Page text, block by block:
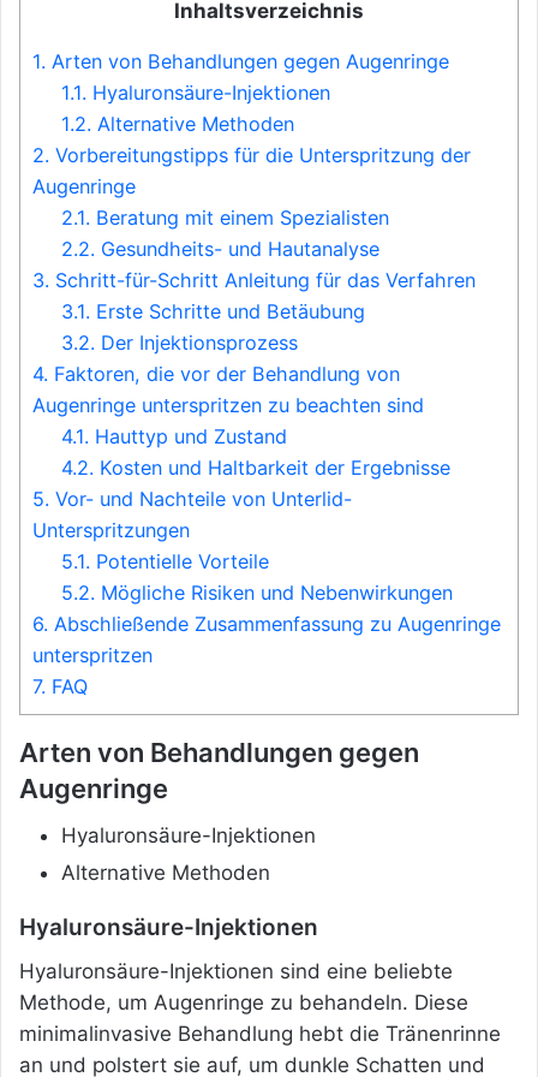
Inhaltsverzeichnis
1. Arten von Behandlungen gegen Augenringe
1.1. Hyaluronsäure-Injektionen
1.2. Alternative Methoden
2. Vorbereitungstipps für die Unterspritzung der
Augenringe
2.1. Beratung mit einem Spezialisten
2.2. Gesundheits- und Hautanalyse
3. Schritt-für-Schritt Anleitung für das Verfahren
3.1. Erste Schritte und Betäubung
3.2. Der Injektionsprozess
4. Faktoren, die vor der Behandlung von
Augenringe unterspritzen zu beachten sind
4.1. Hauttyp und Zustand
4.2. Kosten und Haltbarkeit der Ergebnisse
5. Vor- und Nachteile von Unterlid-
Unterspritzungen
5.1. Potentielle Vorteile
5.2. Mögliche Risiken und Nebenwirkungen
6. Abschließende Zusammenfassung zu Augenringe
unterspritzen
7. FAQ
Arten von Behandlungen gegen
Augenringe
Hyaluronsäure-Injektionen
Alternative Methoden
Hyaluronsäure-Injektionen
Hyaluronsäure-Injektionen sind eine beliebte
Methode, um Augenringe zu behandeln. Diese
minimalinvasive Behandlung hebt die Tränenrinne
an und polstert sie auf, um dunkle Schatten und